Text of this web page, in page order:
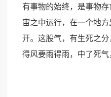
有事物的始终，是事物
宙之中运行，在一个地
开。这股气，有生死之
得风要雨得雨，中了死气